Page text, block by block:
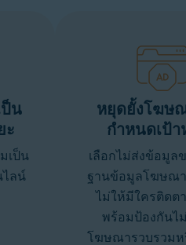
ป็น
ะ
เป็น
ไลน์
หยุดยั้งโฆษ
กำหนดเป้า
เลือกไม่ส่งข้อมูล
ฐานข้อมูลโฆษณา
ไม่ให้มีใครติดต
พร้อมป้องกันไ
โฆษณารวบรวมห